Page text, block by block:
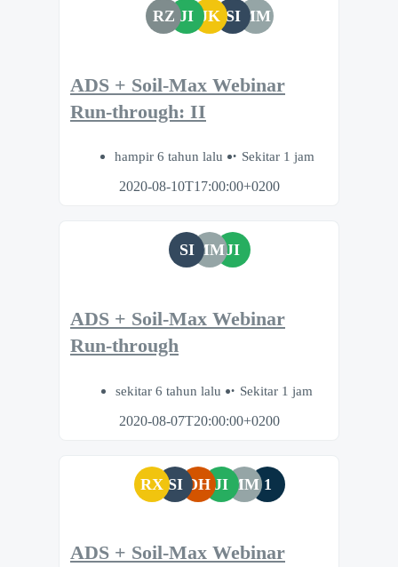
RZ JI JK SI MM
ADS + Soil-Max Webinar
Run-through: II
hampir 6 tahun lalu
Sekitar 1 jam
2020-08-10T17:00:00+0200
SI MMJI
ADS + Soil-Max Webinar
Run-through
sekitar 6 tahun lalu
Sekitar 1 jam
2020-08-07T20:00:00+0200
RX SI DH JI MM 1
ADS + Soil-Max Webinar